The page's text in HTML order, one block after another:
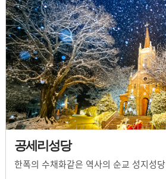
공세리성당
한폭의 수채화같은 역사의 순교 성지성당